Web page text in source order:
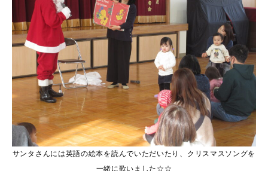
サンタさんには英語の絵本を読んでいただいたり、クリスマスソングを
一緒に歌いました☆☆